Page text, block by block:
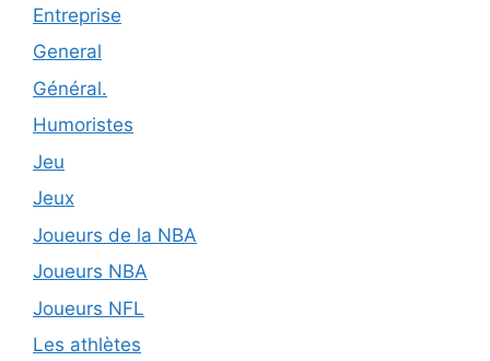
Entreprise
General
Général.
Humoristes
Jeu
Jeux
Joueurs de la NBA
Joueurs NBA
Joueurs NFL
Les athlètes